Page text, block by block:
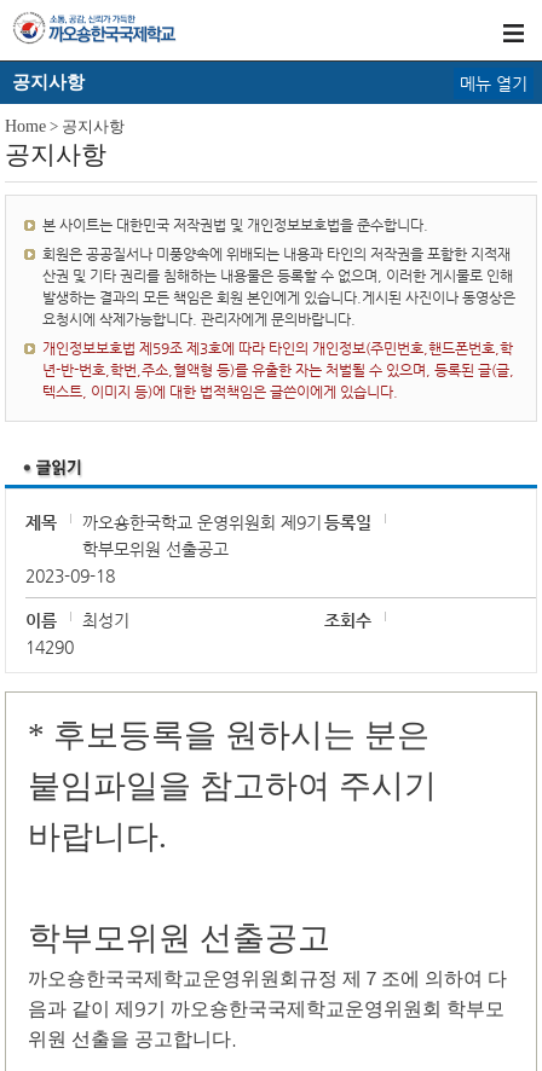
공지사항 메뉴 열기
Home > 공지사항
공지사항
본 사이트는 대한민국 저작권법 및 개인정보보호법을 준수합니다.
회원은 공공질서나 미풍양속에 위배되는 내용과 타인의 저작권을 포함한 지적재
산권 및 기타 권리를 침해하는 내용물은 등록할 수 없으며, 이러한 게시물로 인해
발생하는 결과의 모든 책임은 회원 본인에게 있습니다.게시된 사진이나 동영상은
요청시에 삭제가능합니다. 관리자에게 문의바랍니다.
개인정보보호법 제59조 제3호에 따라 타인의 개인정보(주민번호,핸드폰번호,학
년-반-번호,학번,주소,혈액형 등)를 유출한 자는 처벌될 수 있으며, 등록된 글(글,
텍스트, 이미지 등)에 대한 법적책임은 글쓴이에게 있습니다.
제목
까오숑한국학교 운영위원회 제9기
학부모위원 선출공고
등록일
2023-09-18
이름 최성기
조회수
14290
* 후보등록을 원하시는 분은
붙임파일을 참고하여 주시기
바랍니다.
학부모위원 선출공고
까오숑한국국제학교운영위원회규정 제 ７ 조에 의하여 다
음과 같이 제 9기 까오숑한국국제학교운영위원회 학부모
위원 선출을 공고합니다.